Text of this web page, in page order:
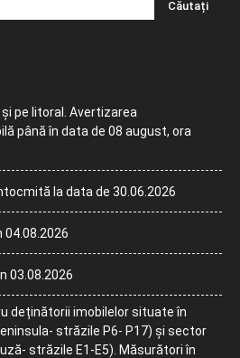
și pe litoral. Avertizarea
până în data de 08 august, ora
la data de 30.06.2026
04.08.2026
03.08.2026
deținătorii imobilelor situate în
străzile P6- P17) și sector
străzile E1-E5). Măsurători în